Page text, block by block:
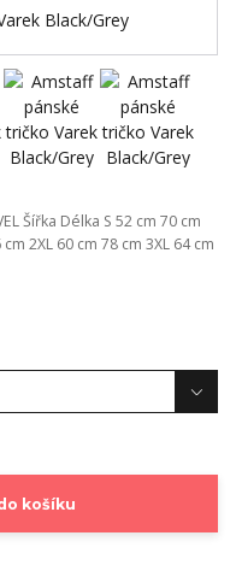
Šířka Délka S 52 cm 70 cm
2XL 60 cm 78 cm 3XL 64 cm
košíku